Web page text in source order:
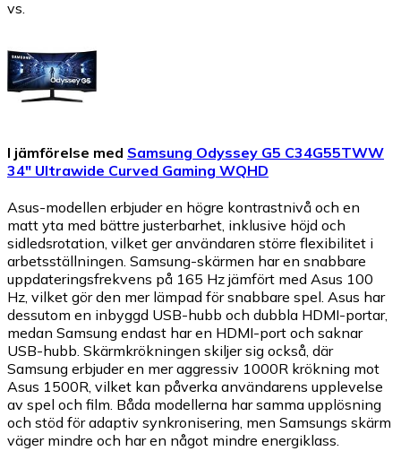
vs.
I jämförelse med Samsung Odyssey G5 C34G55TWW
34" Ultrawide Curved Gaming WQHD
Asus-modellen erbjuder en högre kontrastnivå och en
matt yta med bättre justerbarhet, inklusive höjd och
sidledsrotation, vilket ger användaren större flexibilitet i
arbetsställningen. Samsung-skärmen har en snabbare
uppdateringsfrekvens på 165 Hz jämfört med Asus 100
Hz, vilket gör den mer lämpad för snabbare spel. Asus har
dessutom en inbyggd USB-hubb och dubbla HDMI-portar,
medan Samsung endast har en HDMI-port och saknar
USB-hubb. Skärmkrökningen skiljer sig också, där
Samsung erbjuder en mer aggressiv 1000R krökning mot
Asus 1500R, vilket kan påverka användarens upplevelse
av spel och film. Båda modellerna har samma upplösning
och stöd för adaptiv synkronisering, men Samsungs skärm
väger mindre och har en något mindre energiklass.